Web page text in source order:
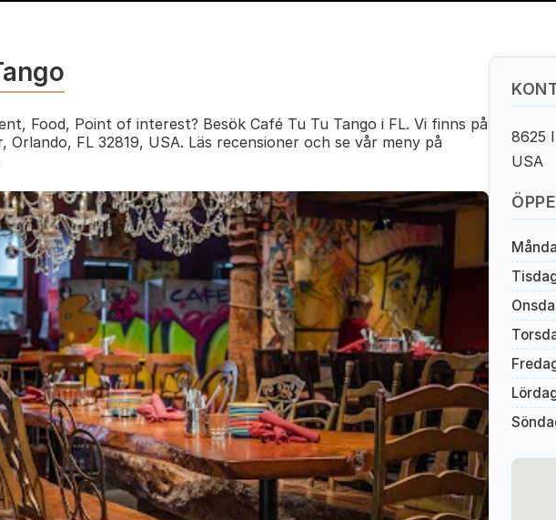
Food, Point of interest? Besök Café Tu Tu Tango i FL. Vi finns på
Orlando, FL 32819, USA. Läs recensioner och se vår meny på
8625
USA